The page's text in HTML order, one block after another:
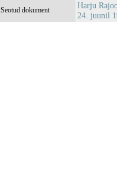
Seotud dokument
Harju
24. juunil